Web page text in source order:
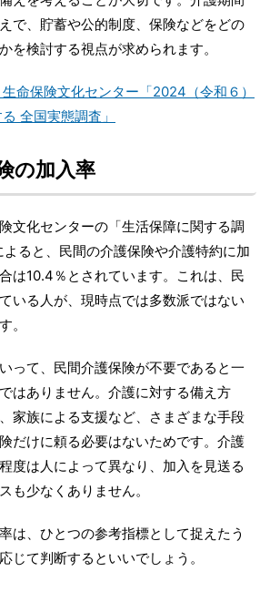
で、貯蓄や公的制度、保険などをどの
を検討する視点が求められます。
命保険文化センター「2024（令和６）
全国実態調査」
の加入率
文化センターの「生活保障に関する調
ると、民間の介護保険や介護特約に加
は10.4％とされています。これは、民
いる人が、現時点では多数派ではない
。
って、民間介護保険が不要であると一
はありません。介護に対する備え方
家族による支援など、さまざまな手段
だけに頼る必要はないためです。介護
度は人によって異なり、加入を見送る
も少なくありません。
は、ひとつの参考指標として捉えたう
じて判断するといいでしょう。